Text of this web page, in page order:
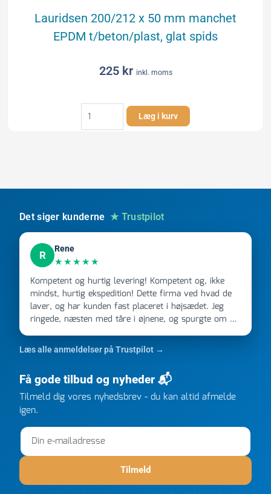
antal
Lauridsen 200/212 x 50 mm manchet
EPDM t/beton/plast, glat spids
225 kr inkl. moms
Lauridsen
200/212
x
EPDM
glat
Læg i kurv
Det siger kunderne ★ Trustpilot
R
Rene
★★★★★
Kompetent og hurtig levering! Kompetent og, ikke
mindst, hurtig ekspedition! Dette firma ved hvad de
laver, og har kunden fast placeret i højsædet. Jeg
ringede, næsten med tåre i øjnene, og spurgte om de
kunne overholde en 2 måneder gammel aftale. Jeg
ringede onsdag kl 16, og min store ordre kom dagen
efter kl 6.45! Kan slet ikke få armene ned, og næste
gang jeg skal bruge noget, vil jeg ringe til dem
FØRST. De varmeste og venligste hilsner fra Rene
Læs alle anmeldelser på Trustpilot →
Få gode tilbud og nyheder 📬
Tilmeld dig vores nyhedsbrev - du kan altid afmelde
igen.
Tilmeld